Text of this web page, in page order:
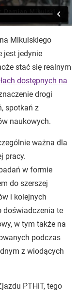
Mikulskiego
jest jedynie
stać się realnym
dostępnych na
drogi
spotkań z
naukowych.
ważna dla
pracy.
w formie
do szerszej
i kolejnych
doświadczenia te
w tym także na
podczas
z wiodących
PTHiT, tego